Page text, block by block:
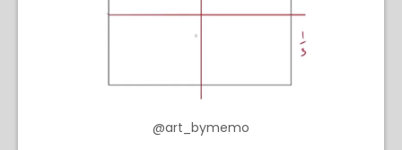
@art_bymemo